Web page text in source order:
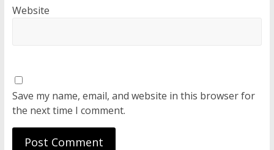
Website
Save my name, email, and website in this browser for
the next time I comment.